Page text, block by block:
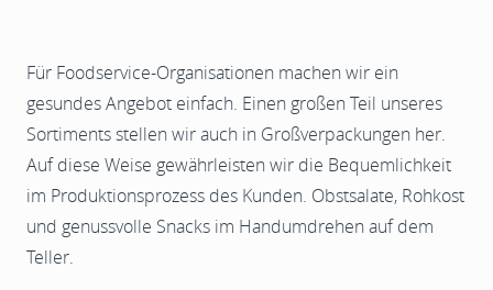
Für Foodservice-Organisationen machen wir ein
gesundes Angebot einfach. Einen großen Teil unseres
Sortiments stellen wir auch in Großverpackungen her.
Auf diese Weise gewährleisten wir die Bequemlichkeit
im Produktionsprozess des Kunden. Obstsalate, Rohkost
und genussvolle Snacks im Handumdrehen auf dem
Teller.